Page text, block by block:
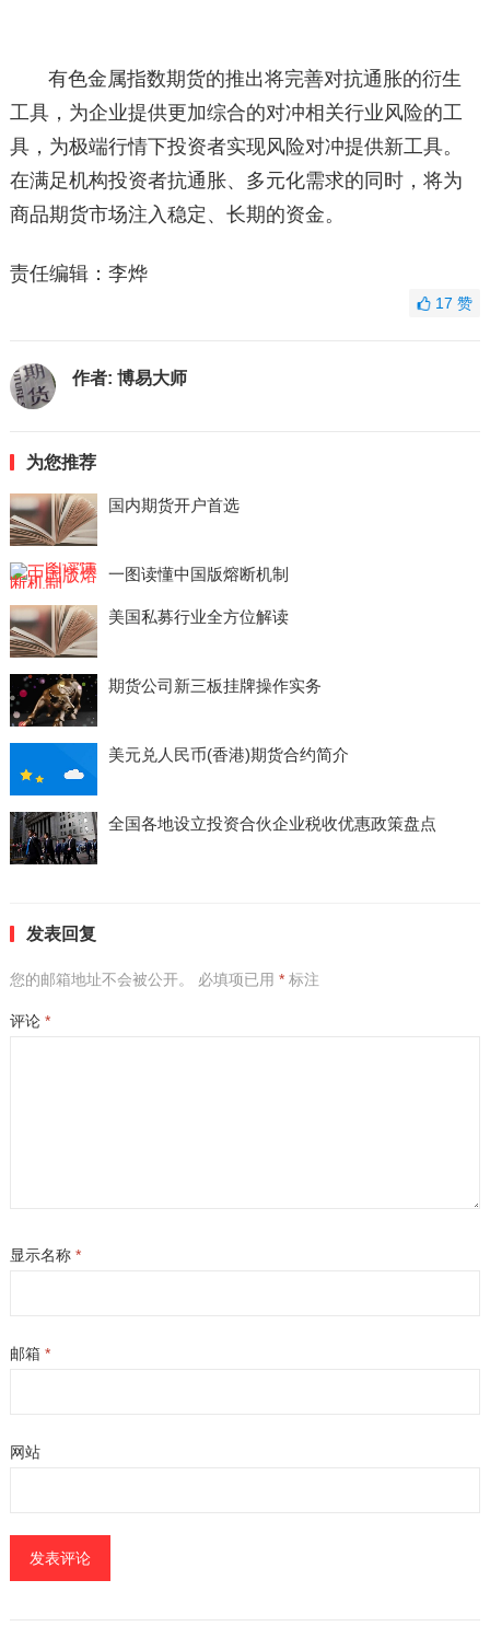
有色金属指数期货的推出将完善对抗通胀的衍生
工具，为企业提供更加综合的对冲相关行业风险的工
具，为极端行情下投资者实现风险对冲提供新工具。
在满足机构投资者抗通胀、多元化需求的同时，将为
商品期货市场注入稳定、长期的资金。
责任编辑：李烨
17赞
作者: 博易大师
为您推荐
国内期货开户首选
一图读懂中国版熔断机制
美国私募行业全方位解读
期货公司新三板挂牌操作实务
美元兑人民币(香港)期货合约简介
全国各地设立投资合伙企业税收优惠政策盘点
发表回复
您的邮箱地址不会被公开。 必填项已用 *标注
评论 *
显示名称 *
邮箱 *
网站